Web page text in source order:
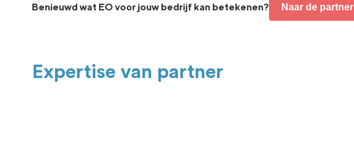
Benieuwd wat EO voor jouw bedrijf kan betekenen? Naar de partner
Expertise van partner